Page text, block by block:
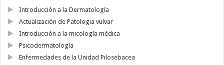
Introducción a la Dermatología
Actualización de Patologia vulvar
Introducción a la micología médica
Psicodermatología
Enfermedades de la Unidad Pilosebacea